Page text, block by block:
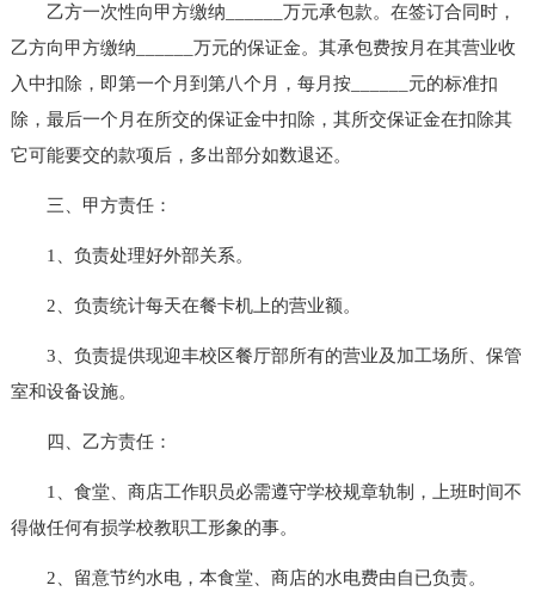
乙方一次性向甲方缴纳______万元承包款。在签订合同时，
乙方向甲方缴纳______万元的保证金。其承包费按月在其营业收
入中扣除，即第一个月到第八个月，每月按______元的标准扣
除，最后一个月在所交的保证金中扣除，其所交保证金在扣除其
它可能要交的款项后，多出部分如数退还。
三、甲方责任：
1、负责处理好外部关系。
2、负责统计每天在餐卡机上的营业额。
3、负责提供现迎丰校区餐厅部所有的营业及加工场所、保管
室和设备设施。
四、乙方责任：
1、食堂、商店工作职员必需遵守学校规章轨制，上班时间不
得做任何有损学校教职工形象的事。
2、留意节约水电，本食堂、商店的水电费由自已负责。